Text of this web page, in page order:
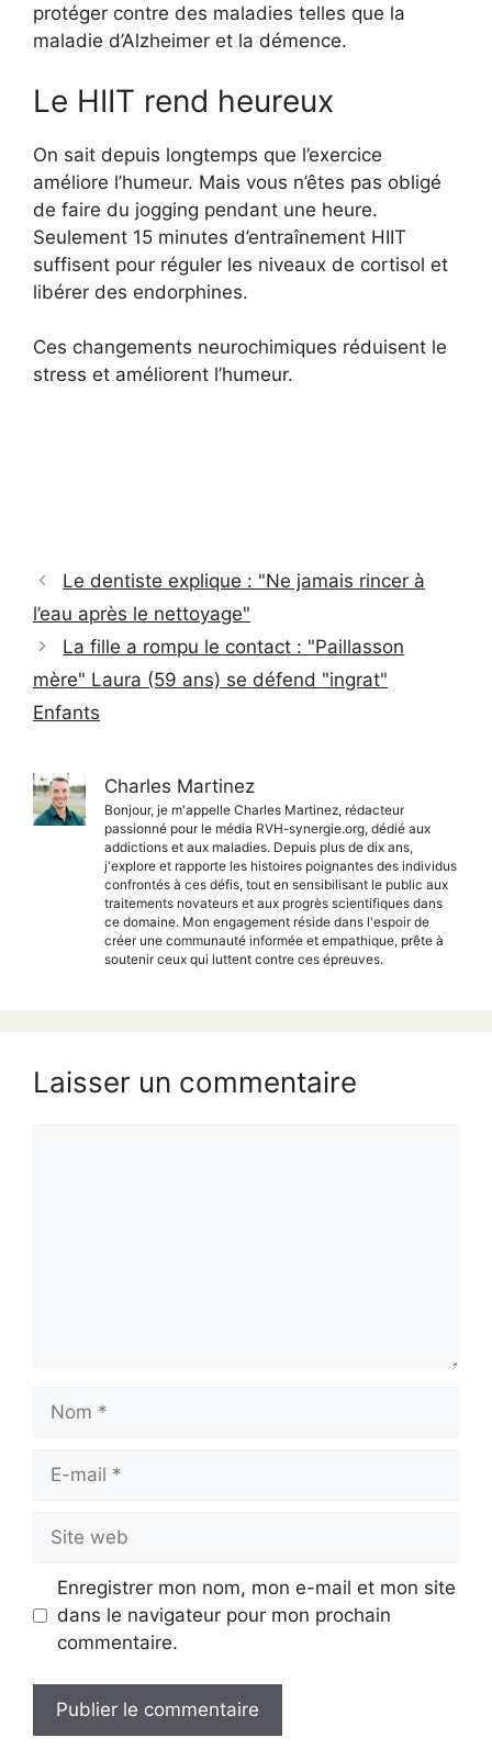
protéger contre des maladies telles que la
maladie d’Alzheimer et la démence.
Le HIIT rend heureux
On sait depuis longtemps que l’exercice
améliore l’humeur. Mais vous n’êtes pas obligé
de faire du jogging pendant une heure.
Seulement 15 minutes d’entraînement HIIT
suffisent pour réguler les niveaux de cortisol et
libérer des endorphines.
Ces changements neurochimiques réduisent le
stress et améliorent l’humeur.
Le dentiste explique : "Ne jamais rincer à
l’eau après le nettoyage"
La fille a rompu le contact : "Paillasson
mère" Laura (59 ans) se défend "ingrat"
Enfants
Charles Martinez
Bonjour, je m'appelle Charles Martinez, rédacteur
passionné pour le média RVH-synergie.org, dédié aux
addictions et aux maladies. Depuis plus de dix ans,
j'explore et rapporte les histoires poignantes des individus
confrontés à ces défis, tout en sensibilisant le public aux
traitements novateurs et aux progrès scientifiques dans
ce domaine. Mon engagement réside dans l'espoir de
créer une communauté informée et empathique, prête à
soutenir ceux qui luttent contre ces épreuves.
Laisser un commentaire
mail
web
Enregistrer mon nom, mon e-mail et mon site
dans le navigateur pour mon prochain
commentaire.